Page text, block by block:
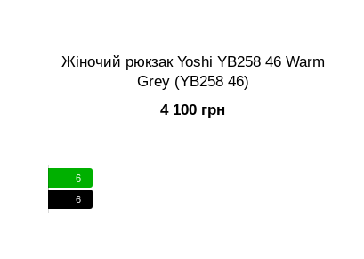
Жіночий рюкзак Yoshi YB258 46 Warm
Grey (YB258 46)
4 100 грн
6
6